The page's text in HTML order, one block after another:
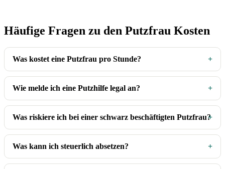
Häufige Fragen zu den Putzfrau Kosten
Was kostet eine Putzfrau pro Stunde?
Wie melde ich eine Putzhilfe legal an?
Was riskiere ich bei einer schwarz beschäftigten Putzfrau?
Was kann ich steuerlich absetzen?